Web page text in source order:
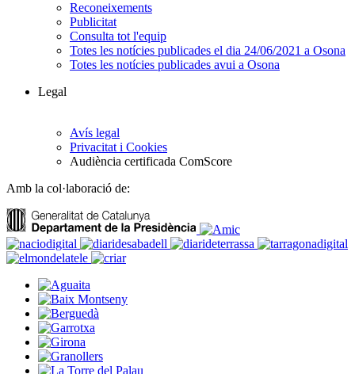
Reconeixements
Publicitat
Consulta tot l'equip
Totes les notícies publicades el dia 24/06/2021 a Osona
Totes les notícies publicades avui a Osona
Legal
Avís legal
Privacitat i Cookies
Audiència certificada ComScore
Amb la col·laboració de: